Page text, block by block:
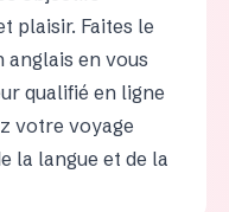
plaisir. Faites le
anglais en vous
qualifié en ligne
votre voyage
la langue et de la